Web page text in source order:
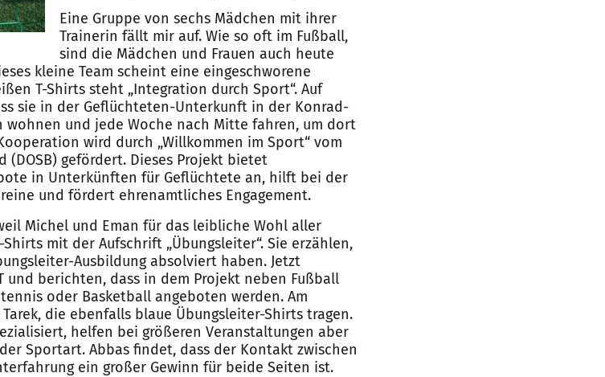
Eine Gruppe von sechs Mädchen mit ihrer
Trainerin fällt mir auf. Wie so oft im Fußball,
sind die Mädchen und Frauen auch heute
kleine Team scheint eine eingeschworene
T-Shirts steht „Integration durch Sport“. Auf
sie in der Geflüchteten-Unterkunft in der Konrad-
wohnen und jede Woche nach Mitte fahren, um dort
wird durch „Willkommen im Sport“ vom
(DOSB) gefördert. Dieses Projekt bietet
in Unterkünften für Geflüchtete an, hilft bei der
und fördert ehrenamtliches Engagement.
Michel und Eman für das leibliche Wohl aller
mit der Aufschrift „Übungsleiter“. Sie erzählen,
Ausbildung absolviert haben. Jetzt
und berichten, dass in dem Projekt neben Fußball
oder Basketball angeboten werden. Am
die ebenfalls blaue Übungsleiter-Shirts tragen.
helfen bei größeren Veranstaltungen aber
Sportart. Abbas findet, dass der Kontakt zwischen
ein großer Gewinn für beide Seiten ist.